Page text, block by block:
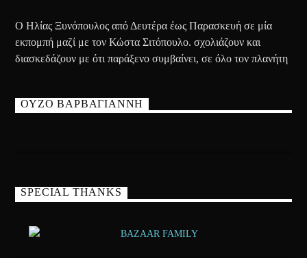
Ο Ηλίας Ξυνόπουλος από Δευτέρα έως Παρασκευή σε μία
εκπομπή μαζί με τον Κώστα Σιτόπουλο. σχολιάζουν και
διασκεδάζουν με ότι παράξενο συμβαίνει, σε όλο τον πλανήτη
ΟΥΖΟ ΒΑΡΒΑΓΙΑΝΝΗ
SPECIAL THANKS